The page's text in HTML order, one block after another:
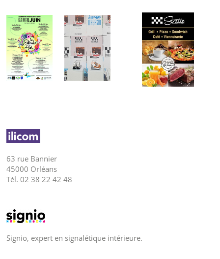
63 rue Bannier
45000 Orléans
Tél. 02 38 22 42 48
Signio, expert en signalétique intérieure.